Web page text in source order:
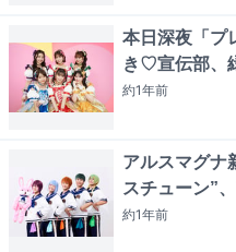
本日深夜「プ
き♡宣伝部、
約1年前
アルスマグナ
スチューン”
約1年前